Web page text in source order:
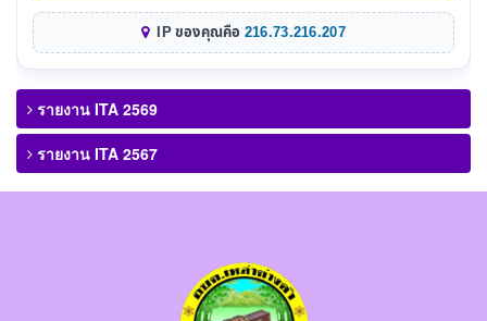
IP ของคุณคือ 216.73.216.207
รายงาน ITA 2569
รายงาน ITA 2567